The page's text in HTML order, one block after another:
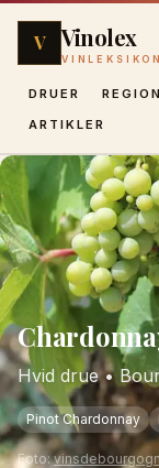
V Vinolex
VINLEKSIKON
DRUER
ARTIKLER
Hvid drue•
Pinot Chardonnay
Foto: